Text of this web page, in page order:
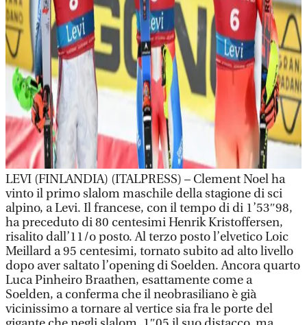
LEVI (FINLANDIA) (ITALPRESS) – Clement Noel ha
vinto il primo slalom maschile della stagione di sci
alpino, a Levi. Il francese, con il tempo di di 1’53″98,
ha preceduto di 80 centesimi Henrik Kristoffersen,
risalito dall’11/o posto. Al terzo posto l’elvetico Loic
Meillard a 95 centesimi, tornato subito ad alto livello
dopo aver saltato l’opening di Soelden. Ancora quarto
Luca Pinheiro Braathen, esattamente come a
Soelden, a conferma che il neobrasiliano è già
vicinissimo a tornare al vertice sia fra le porte del